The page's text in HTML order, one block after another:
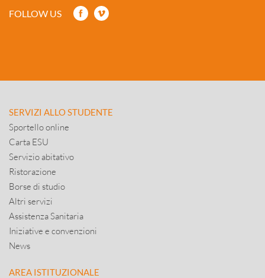
FOLLOW US
SERVIZI ALLO STUDENTE
Sportello online
Carta ESU
Servizio abitativo
Ristorazione
Borse di studio
Altri servizi
Assistenza Sanitaria
Iniziative e convenzioni
News
AREA ISTITUZIONALE